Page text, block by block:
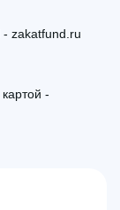
zakatfund.ru
-